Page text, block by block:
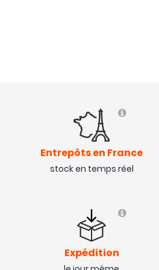
Entrepôts en France
stock en temps réel
Expédition